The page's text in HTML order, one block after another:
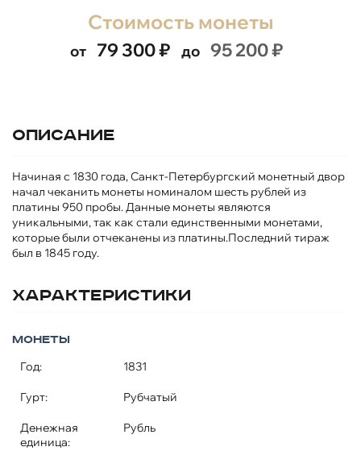
Стоимость монеты
от 79 300₽ до 95 200₽
Описание
Начиная с 1830 года, Санкт-Петербургский монетный двор
начал чеканить монеты номиналом шесть рублей из
платины 950 пробы. Данные монеты являются
уникальными, так как стали единственными монетами,
которые были отчеканены из платины.Последний тираж
был в 1845 году.
Характеристики
Монеты
Год: 1831
Гурт: Рубчатый
Денежная
единица:
Рубль